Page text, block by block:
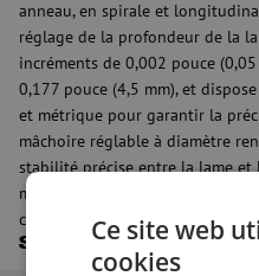
anneau, en spirale et
réglage de la profondeur de la
incréments de 0,002 pouce
0,177 pouce (4,5 mm), et
et métrique pour garantir la
mâchoire réglable à diamètre
stabilité précise entre la lame et
mobile permet d'ajuster
câble.
Spécifications
Ce site web
cookies